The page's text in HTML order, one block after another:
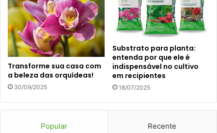
Transforme sua casa com
a beleza das orquídeas!
30/09/2025
Substrato para planta:
entenda por que ele é
indispensável no cultivo
em recipientes
18/07/2025
Popular Recente